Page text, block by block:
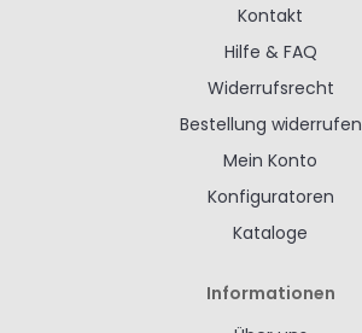
Kontakt
Hilfe & FAQ
Widerrufsrecht
Bestellung widerrufen
Mein Konto
Konfiguratoren
Kataloge
Informationen